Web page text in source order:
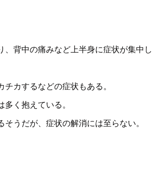
背中の痛みなど上半身に症状が集中し
カするなどの症状もある。
く抱えている。
うだが、症状の解消には至らない。